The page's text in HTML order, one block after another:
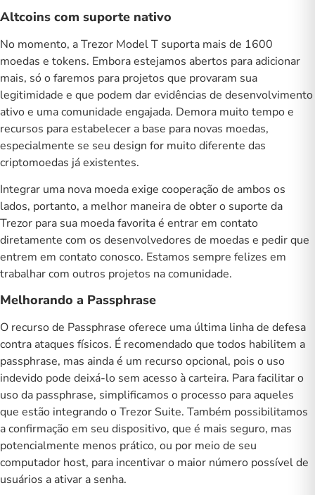
Altcoins com suporte nativo
No momento, aTrezor Model T suporta mais de 1600
moedas e tokens. Embora estejamos abertos para adicionar
mais, só o faremos para projetos que provaram sua
legitimidade e que podem dar evidências de desenvolvimento
ativo e uma comunidade engajada. Demora muito tempo e
recursos para estabelecer a base para novas moedas,
especialmente se seu design for muito diferente das
criptomoedas já existentes.
Integrar uma nova moeda exige cooperação de ambos os
lados, portanto, a melhor maneira de obter o suporte da
Trezor para sua moeda favorita é entrar em contato
diretamente com os desenvolvedores de moedas e pedir que
entrem em contato conosco. Estamos sempre felizes em
trabalhar com outros projetos na comunidade.
Melhorando a Passphrase
O recurso de Passphrase oferece uma última linha de defesa
contra ataques físicos. É recomendado que todos habilitem a
passphrase, mas ainda é um recurso opcional, pois o uso
indevido pode deixá-lo sem acesso à carteira. Para facilitar o
uso da passphrase, simplificamos o processo para aqueles
que estão integrando o Trezor Suite. Também possibilitamos
a confirmação em seu dispositivo, que é mais seguro, mas
potencialmente menos prático, ou por meio de seu
computador host, para incentivar o maior número possível de
usuários a ativar a senha.